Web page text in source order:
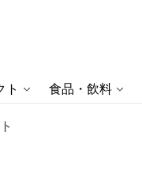
ト 食品・飲料